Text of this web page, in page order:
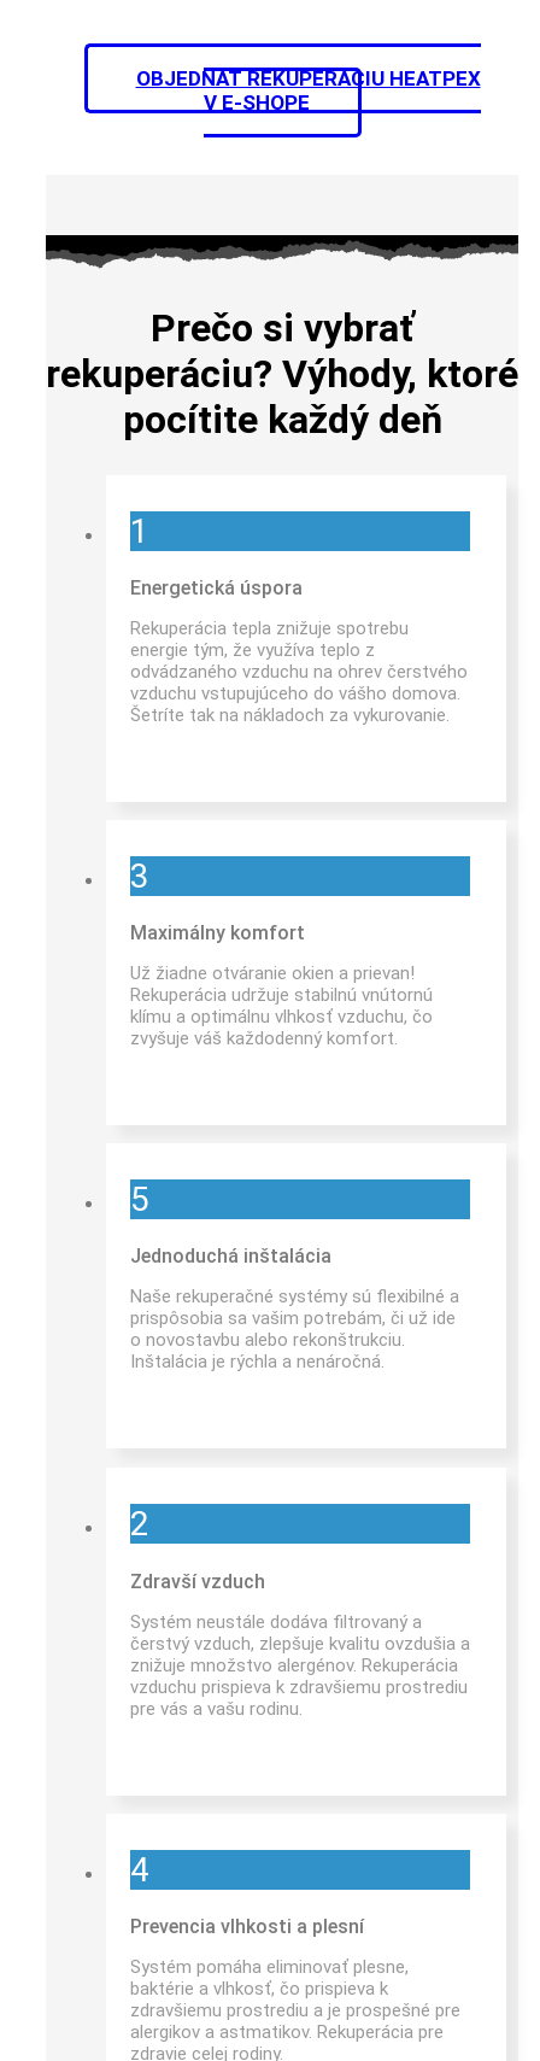
OBJEDNAŤ REKUPERÁCIU HEATPEX
V E-SHOPE
Prečo si vybrať
rekuperáciu? Výhody, ktoré
pocítite každý deň
1
Energetická úspora
Rekuperácia tepla znižuje spotrebu
energie tým, že využíva teplo z
odvádzaného vzduchu na ohrev čerstvého
vzduchu vstupujúceho do vášho domova.
Šetríte tak na nákladoch za vykurovanie.
3
Maximálny komfort
Už žiadne otváranie okien a prievan!
Rekuperácia udržuje stabilnú vnútornú
klímu a optimálnu vlhkosť vzduchu, čo
zvyšuje váš každodenný komfort.
5
Jednoduchá inštalácia
Naše rekuperačné systémy sú flexibilné a
prispôsobia sa vašim potrebám, či už ide
o novostavbu alebo rekonštrukciu.
Inštalácia je rýchla a nenáročná.
2
Zdravší vzduch
Systém neustále dodáva filtrovaný a
čerstvý vzduch, zlepšuje kvalitu ovzdušia a
znižuje množstvo alergénov. Rekuperácia
vzduchu prispieva k zdravšiemu prostrediu
pre vás a vašu rodinu.
4
Prevencia vlhkosti a plesní
Systém pomáha eliminovať plesne,
baktérie a vlhkosť, čo prispieva k
zdravšiemu prostrediu a je prospešné pre
alergikov a astmatikov. Rekuperácia pre
zdravie celej rodiny.